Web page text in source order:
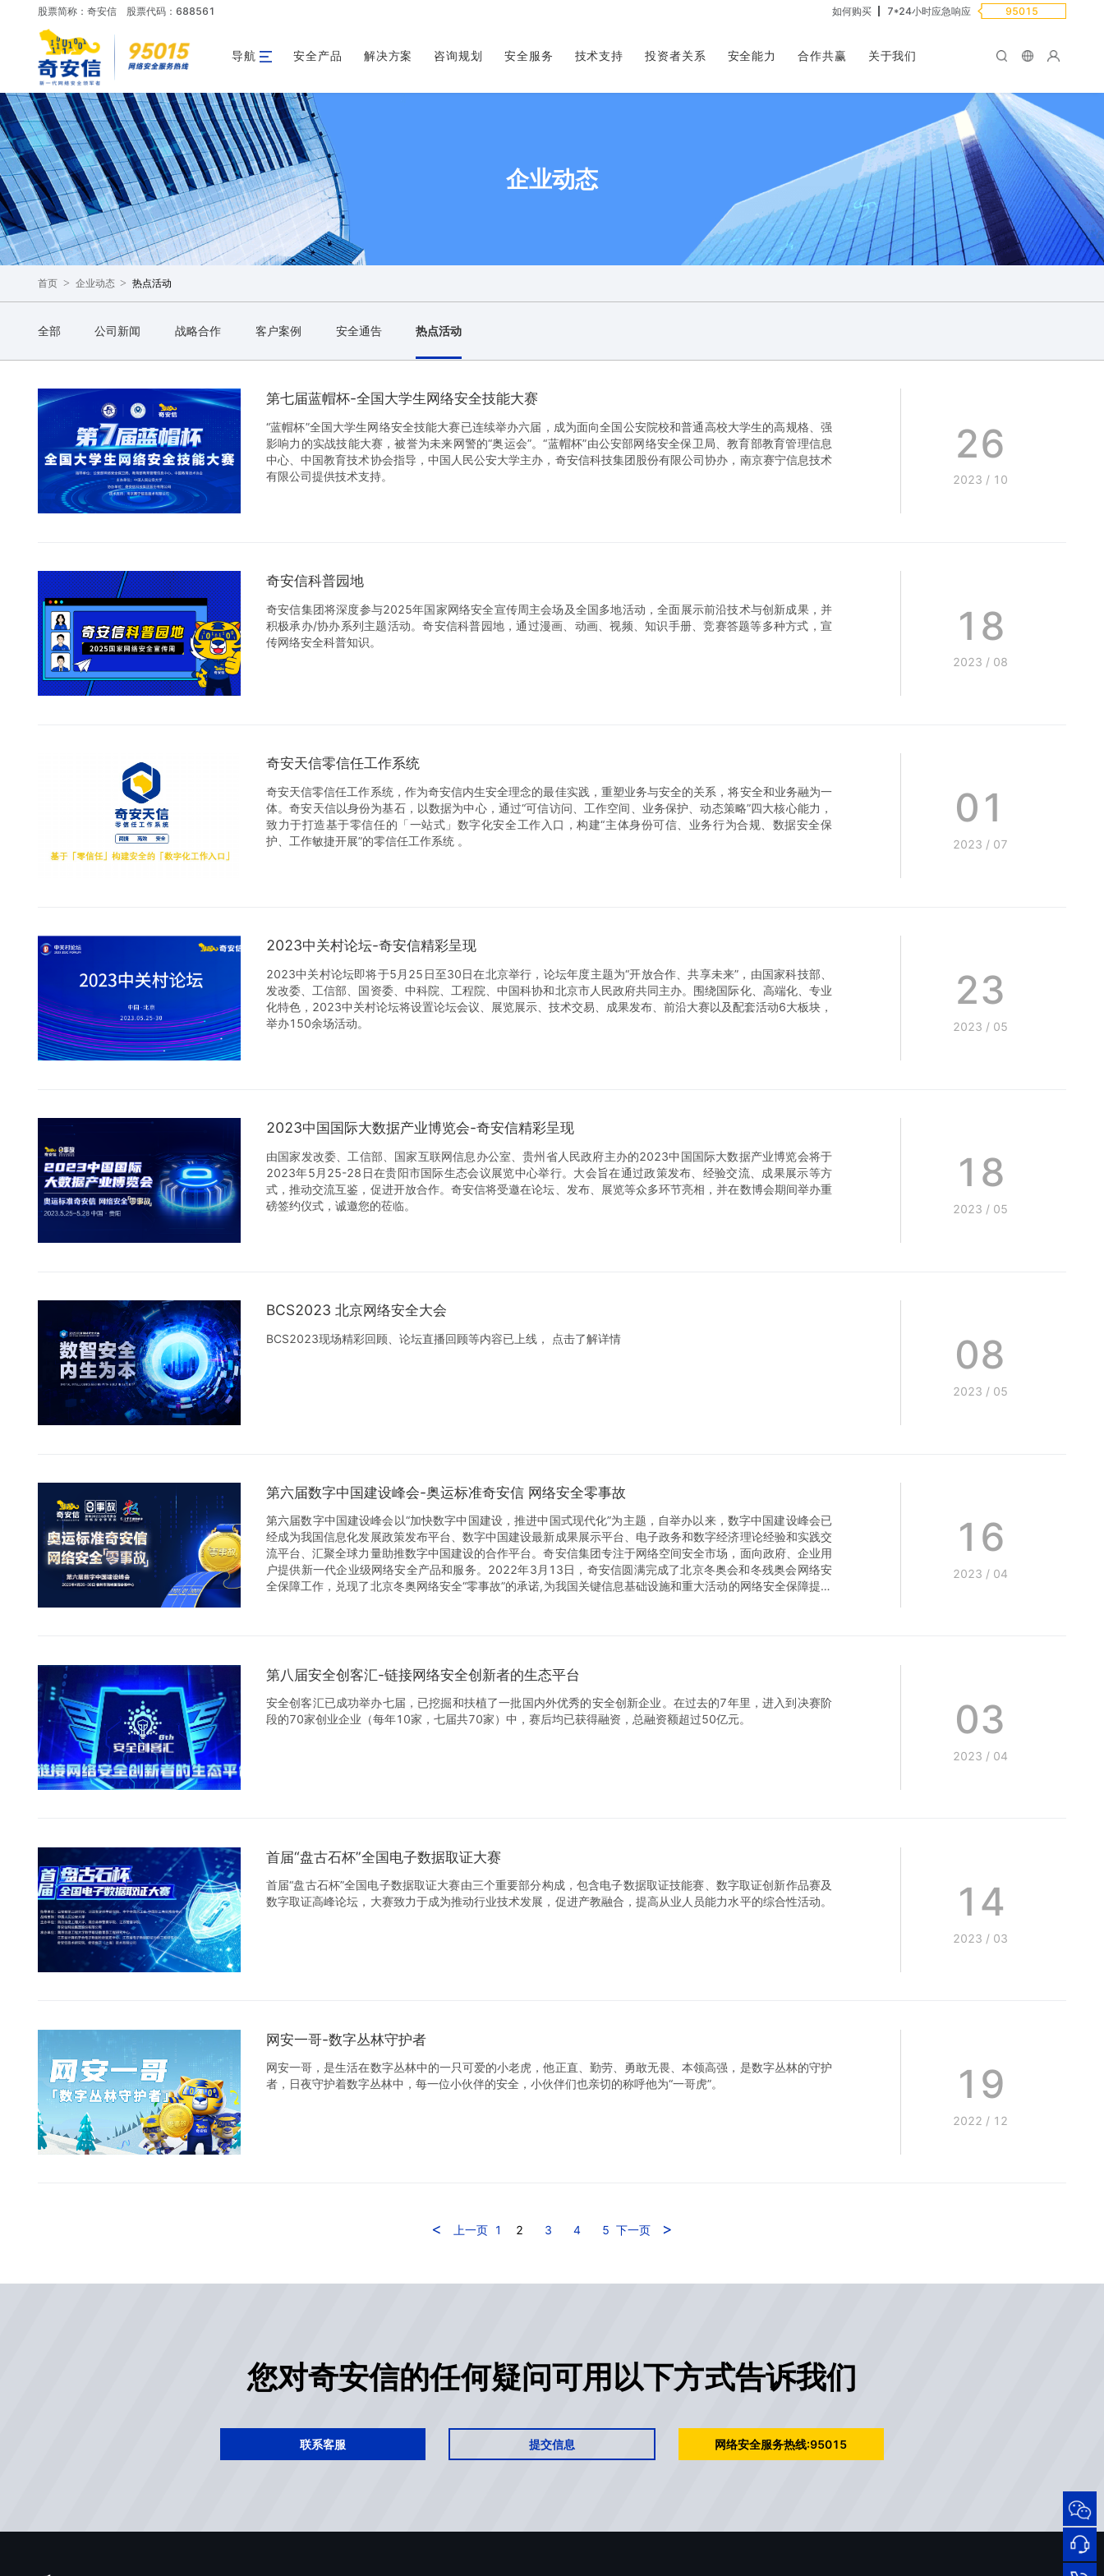
股票简称：奇安信 股票代码：688561 如何购买 7*24小时应急响应 95015
导航 安全产品 解决方案 咨询规划 安全服务 技术支持 投资者关系 安全能力 合作共赢 关于我们
企业动态
首页 > 企业动态 > 热点活动
全部 公司新闻 战略合作 客户案例 安全通告 热点活动
第七届蓝帽杯-全国大学生网络安全技能大赛
“蓝帽杯”全国大学生网络安全技能大赛已连续举办六届，成为面向全国公安院校和普通高校大学生的高规格、强
影响力的实战技能大赛，被誉为未来网警的“奥运会”。“蓝帽杯”由公安部网络安全保卫局、教育部教育管理信息
中心、中国教育技术协会指导，中国人民公安大学主办，奇安信科技集团股份有限公司协办，南京赛宁信息技术
有限公司提供技术支持。
2023 / 10
26
奇安信科普园地
奇安信集团将深度参与2025年国家网络安全宣传周主会场及全国多地活动，全面展示前沿技术与创新成果，并
积极承办/协办系列主题活动。奇安信科普园地，通过漫画、动画、视频、知识手册、竞赛答题等多种方式，宣
传网络安全科普知识。
2023 / 08
18
奇安天信零信任工作系统
奇安天信零信任工作系统，作为奇安信内生安全理念的最佳实践，重塑业务与安全的关系，将安全和业务融为一
体。奇安天信以身份为基石，以数据为中心，通过“可信访问、工作空间、业务保护、动态策略”四大核心能力，
致力于打造基于零信任的「一站式」数字化安全工作入口，构建“主体身份可信、业务行为合规、数据安全保
护、工作敏捷开展”的零信任工作系统 。
2023 / 07
01
2023中关村论坛-奇安信精彩呈现
2023中关村论坛即将于5月25日至30日在北京举行，论坛年度主题为“开放合作、共享未来”，由国家科技部、
发改委、工信部、国资委、中科院、工程院、中国科协和北京市人民政府共同主办。围绕国际化、高端化、专业
化特色，2023中关村论坛将设置论坛会议、展览展示、技术交易、成果发布、前沿大赛以及配套活动6大板块，
举办150余场活动。
2023 / 05
23
2023中国国际大数据产业博览会-奇安信精彩呈现
由国家发改委、工信部、国家互联网信息办公室、贵州省人民政府主办的2023中国国际大数据产业博览会将于
2023年5月25-28日在贵阳市国际生态会议展览中心举行。大会旨在通过政策发布、经验交流、成果展示等方
式，推动交流互鉴，促进开放合作。奇安信将受邀在论坛、发布、展览等众多环节亮相，并在数博会期间举办重
磅签约仪式，诚邀您的莅临。
2023 / 05
18
BCS2023 北京网络安全大会
BCS2023现场精彩回顾、论坛直播回顾等内容已上线， 点击了解详情
2023 / 05
08
第六届数字中国建设峰会-奥运标准奇安信 网络安全零事故
第六届数字中国建设峰会以“加快数字中国建设，推进中国式现代化”为主题，自举办以来，数字中国建设峰会已
经成为我国信息化发展政策发布平台、数字中国建设最新成果展示平台、电子政务和数字经济理论经验和实践交
流平台、汇聚全球力量助推数字中国建设的合作平台。奇安信集团专注于网络空间安全市场，面向政府、企业用
户提供新一代企业级网络安全产品和服务。2022年3月13日，奇安信圆满完成了北京冬奥会和冬残奥会网络安
全保障工作，兑现了北京冬奥网络安全“零事故”的承诺,为我国关键信息基础设施和重大活动的网络安全保障提供
2023 / 04
16
第八届安全创客汇-链接网络安全创新者的生态平台
安全创客汇已成功举办七届，已挖掘和扶植了一批国内外优秀的安全创新企业。在过去的7年里，进入到决赛阶
段的70家创业企业（每年10家，七届共70家）中，赛后均已获得融资，总融资额超过50亿元。
2023 / 04
03
首届“盘古石杯”全国电子数据取证大赛
首届“盘古石杯”全国电子数据取证大赛由三个重要部分构成，包含电子数据取证技能赛、数字取证创新作品赛及
数字取证高峰论坛，大赛致力于成为推动行业技术发展，促进产教融合，提高从业人员能力水平的综合性活动。
2023 / 03
14
网安一哥-数字丛林守护者
网安一哥，是生活在数字丛林中的一只可爱的小老虎，他正直、勤劳、勇敢无畏、本领高强，是数字丛林的守护
者，日夜守护着数字丛林中，每一位小伙伴的安全，小伙伴们也亲切的称呼他为“一哥虎”。
2022 / 12
19
< 上一页 1 2 3 4 5 下一页 >
95015
网络
安全
服务
您对奇安信的任何疑问可用以下方式告诉我们
联系客服 提交信息 网络安全服务热线:95015